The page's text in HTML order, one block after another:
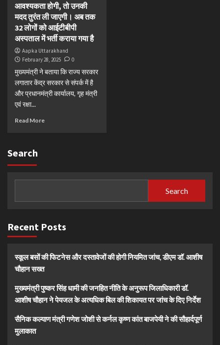
आवश्यकता होगी, तो उनकी
मदद तुरंत ली जाएगी। अब तक
32 लोगों को आईटीबीपी
अस्पताल में भर्ती कराया गया है
Aapka Uttarakhand
February 28, 2025
0
मुख्यमंत्री ने बताया कि राज्य सरकार
लगातार केंद्र सरकार से संपर्क में है
और प्रधानमंत्री कार्यालय, गृह मंत्री
एवं रक्षा...
Read More
Search
Search
Recent Posts
स्कूल बसों की फिटनेस और दस्तावेजों की होगी नियमित जांच, डीएम डॉ. आशीष
चौहान सख्त
मुख्यमंत्री पुष्कर सिंह धामी की जनहित नीति के अनुरूप जिलाधिकारी डॉ.
आशीष चौहान ने पेयजल के अत्यधिक बिल की शिकायत पर जांच के दिए निर्देश
सैनिक कल्याण मंत्री गणेश जोशी से कर्नल कृष्ण कांत बाजपेयी ने की सौहार्दपूर्ण
मुलाकात